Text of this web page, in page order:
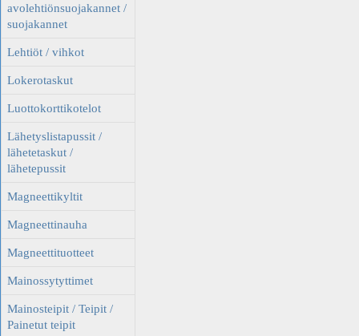
avolehtiönsuojakannet /
suojakannet
Lehtiöt / vihkot
Lokerotaskut
Luottokorttikotelot
Lähetyslistapussit /
lähetetaskut /
lähetepussit
Magneettikyltit
Magneettinauha
Magneettituotteet
Mainossytyttimet
Mainosteipit / Teipit /
Painetut teipit